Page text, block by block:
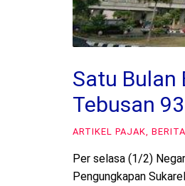
Satu Bulan
Tebusan
ARTIKEL PAJAK
Per selasa (1/2)
Pengungkapan